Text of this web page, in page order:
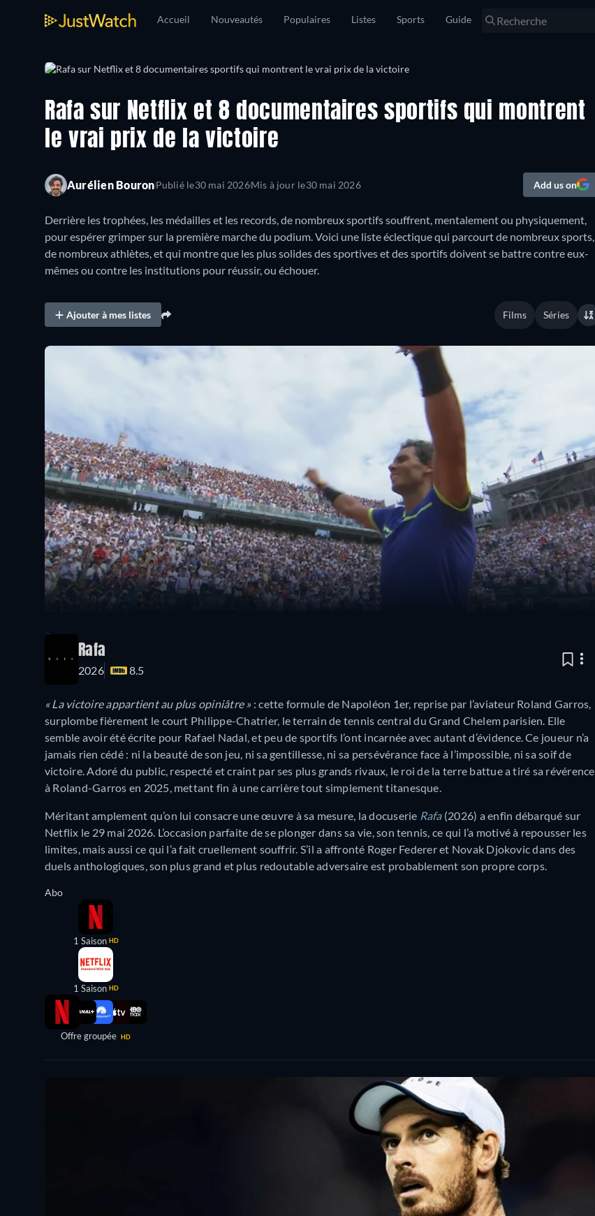
Accueil Nouveautés Populaires Listes Sports Guide
Rafa sur Netflix et 8 documentaires sportifs qui montrent
le vrai prix de la victoire
Aurélien BouronPublié le30 mai 2026Mis à jour le30 mai 2026 Add us on
Derrière les trophées, les médailles et les records, de nombreux sportifs souffrent, mentalement ou physiquement,
pour espérer grimper sur la première marche du podium. Voici une liste éclectique qui parcourt de nombreux sports,
de nombreux athlètes, et qui montre que les plus solides des sportives et des sportifs doivent se battre contre eux-
mêmes ou contre les institutions pour réussir, ou échouer.
Ajouter à mes listes Films Séries
Rafa
2026 8.5
« La victoire appartient au plus opiniâtre »: cette formule de Napoléon 1er, reprise par l’aviateur Roland Garros,
surplombe fièrement le court Philippe-Chatrier, le terrain de tennis central du Grand Chelem parisien. Elle
semble avoir été écrite pour Rafael Nadal, et peu de sportifs l’ont incarnée avec autant d’évidence. Ce joueur n’a
jamais rien cédé : ni la beauté de son jeu, ni sa gentillesse, ni sa persévérance face à l’impossible, ni sa soif de
victoire. Adoré du public, respecté et craint par ses plus grands rivaux, le roi de la terre battue a tiré sa révérence
à Roland-Garros en 2025, mettant fin à une carrière tout simplement titanesque.
Méritant amplement qu’on lui consacre une œuvre à sa mesure, la docuserie Rafa(2026) a enfin débarqué sur
Netflix le 29 mai 2026. L’occasion parfaite de se plonger dans sa vie, son tennis, ce qui l’a motivé à repousser les
limites, mais aussi ce qui l’a fait cruellement souffrir. S’il a affronté Roger Federer et Novak Djokovic dans des
duels anthologiques, son plus grand et plus redoutable adversaire est probablement son propre corps.
Abo
1 Saison HD
1 Saison HD
Offre groupée HD